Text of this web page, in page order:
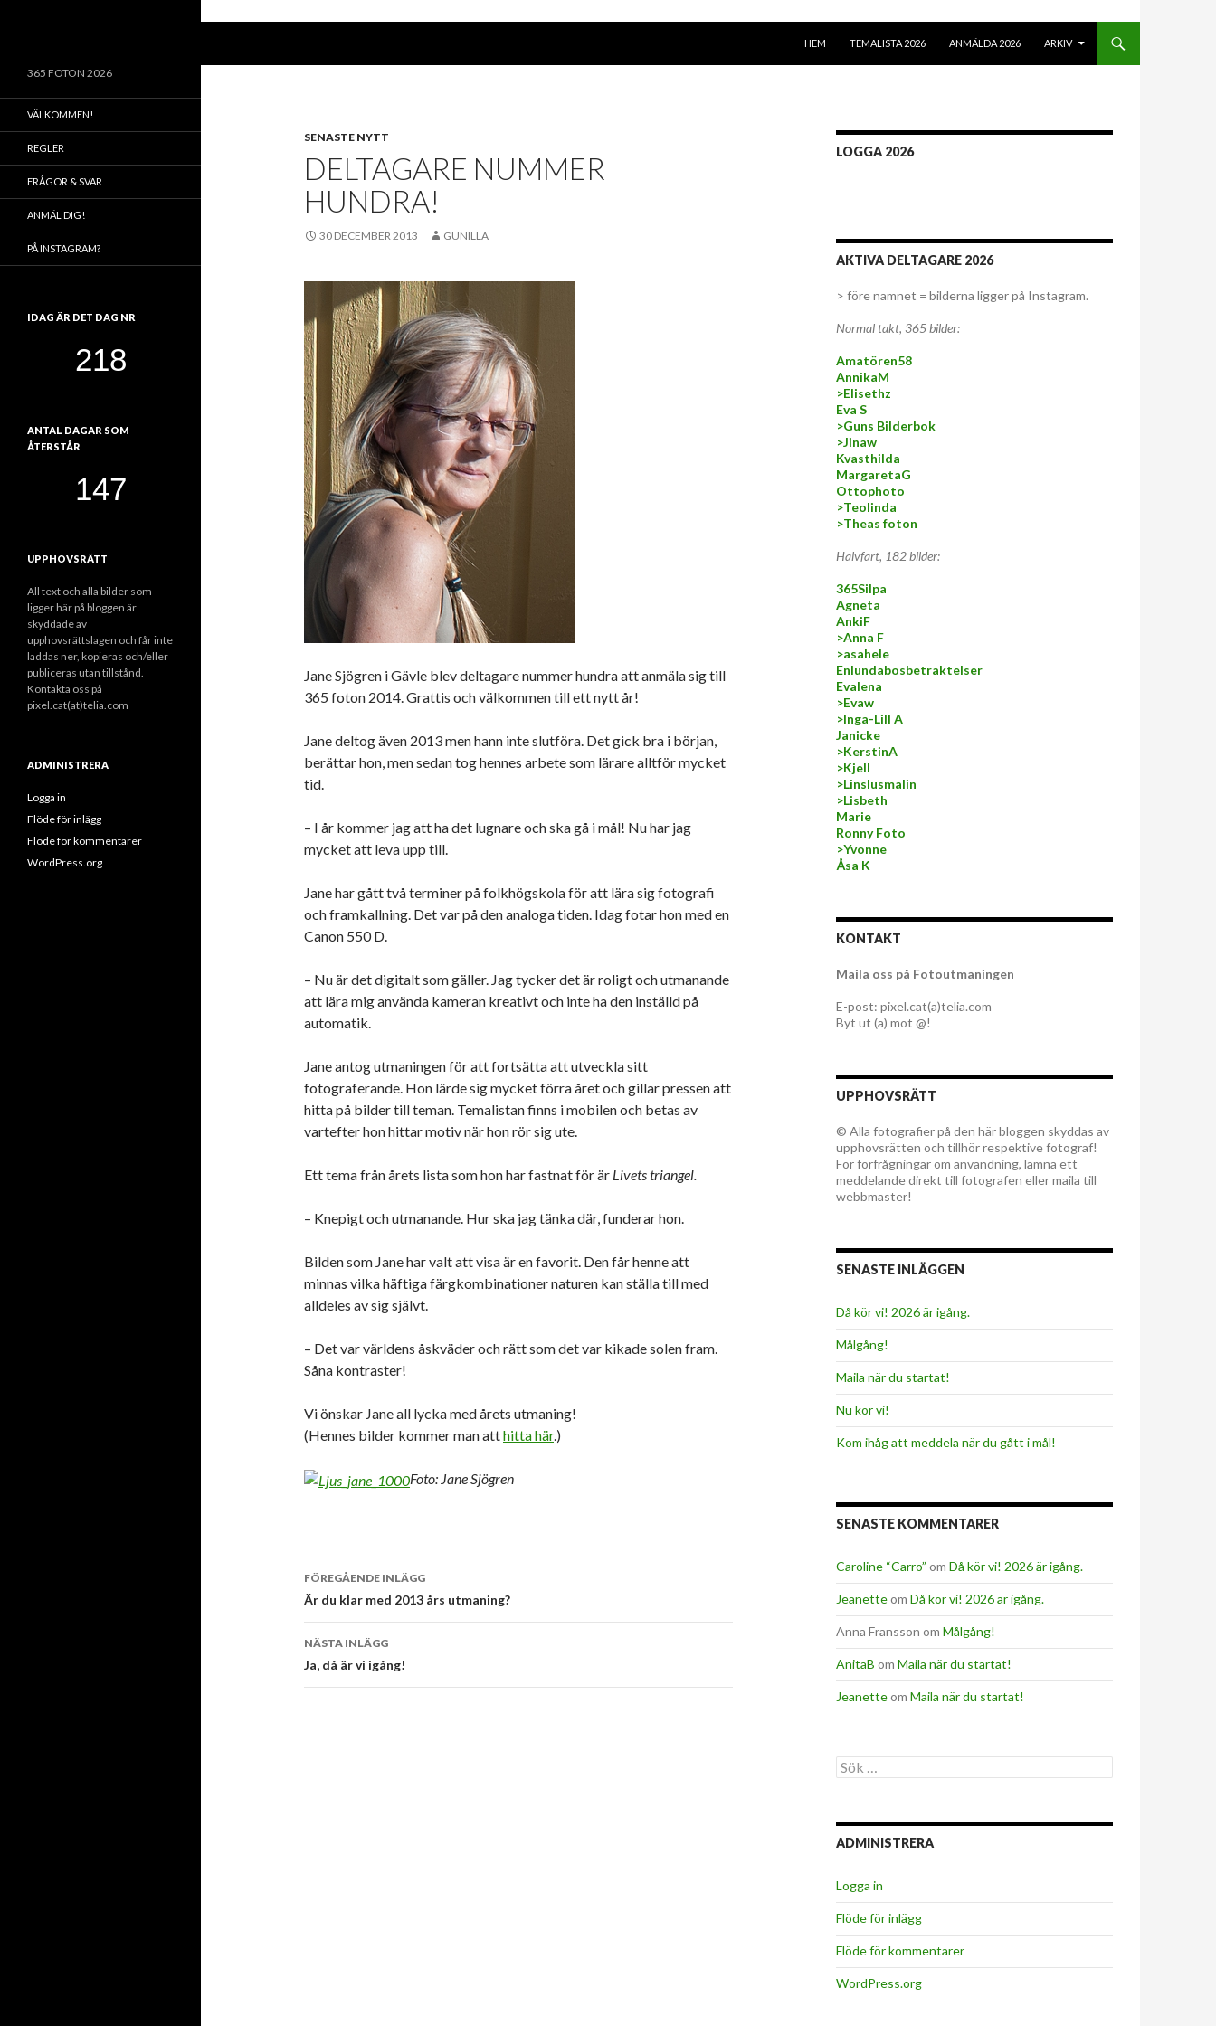
HEM
TEMALISTA 2026 ANMÄLDA 2026 ARKIV
SENASTE NYTT
DELTAGARE NUMMER
HUNDRA!
30 DECEMBER 2013 GUNILLA
Jane Sjögren i Gävle blev deltagare nummer hundra att anmäla sig till
365 foton 2014. Grattis och välkommen till ett nytt år!
Jane deltog även 2013 men hann inte slutföra. Det gick bra i början,
berättar hon, men sedan tog hennes arbete som lärare alltför mycket
tid.
– I år kommer jag att ha det lugnare och ska gå i mål! Nu har jag
mycket att leva upp till.
Jane har gått två terminer på folkhögskola för att lära sig fotografi
och framkallning. Det var på den analoga tiden. Idag fotar hon med en
Canon 550 D.
– Nu är det digitalt som gäller. Jag tycker det är roligt och utmanande
att lära mig använda kameran kreativt och inte ha den inställd på
automatik.
Jane antog utmaningen för att fortsätta att utveckla sitt
fotograferande. Hon lärde sig mycket förra året och gillar pressen att
hitta på bilder till teman. Temalistan finns i mobilen och betas av
vartefter hon hittar motiv när hon rör sig ute.
Ett tema från årets lista som hon har fastnat för är Livets triangel.
– Knepigt och utmanande. Hur ska jag tänka där, funderar hon.
Bilden som Jane har valt att visa är en favorit. Den får henne att
minnas vilka häftiga färgkombinationer naturen kan ställa till med
alldeles av sig självt.
– Det var världens åskväder och rätt som det var kikade solen fram.
Såna kontraster!
Vi önskar Jane all lycka med årets utmaning!
(Hennes bilder kommer man atthitta här.)
Foto: Jane Sjögren
Inläggsnavigering
FÖREGÅENDE INLÄGG
Är du klar med 2013 års utmaning?
NÄSTA INLÄGG
Ja, då är vi igång!
LOGGA 2026
AKTIVA DELTAGARE 2026
> före namnet = bilderna ligger på Instagram.
Normal takt, 365 bilder:
Amatören58
AnnikaM
>Elisethz
Eva S
>Guns Bilderbok
>Jinaw
Kvasthilda
MargaretaG
Ottophoto
>Teolinda
>Theas foton
Halvfart, 182 bilder:
365Silpa
Agneta
AnkiF
>Anna F
>asahele
Enlundabosbetraktelser
Evalena
>Evaw
>Inga-Lill A
Janicke
>KerstinA
>Kjell
>Linslusmalin
>Lisbeth
Marie
Ronny Foto
>Yvonne
Åsa K
KONTAKT
Maila oss på Fotoutmaningen
E-post: pixel.cat(a)telia.com
Byt ut (a) mot @!
UPPHOVSRÄTT
© Alla fotografier på den här bloggen skyddas av
upphovsrätten och tillhör respektive fotograf!
För förfrågningar om användning, lämna ett
meddelande direkt till fotografen eller maila till
webbmaster!
SENASTE INLÄGGEN
Då kör vi! 2026 är igång.
Målgång!
Maila när du startat!
Nu kör vi!
Kom ihåg att meddela när du gått i mål!
SENASTE KOMMENTARER
Caroline “Carro” om Då kör vi! 2026 är igång.
Jeanetteom Då kör vi! 2026 är igång.
Anna Fransson om Målgång!
AnitaB om Maila när du startat!
Jeanetteom Maila när du startat!
Sök
efter:
ADMINISTRERA
Logga in
Flöde för inlägg
Flöde för kommentarer
WordPress.org
365 FOTON 2026
VÄLKOMMEN!
REGLER
FRÅGOR & SVAR
ANMÄL DIG!
PÅ INSTAGRAM?
IDAG ÄR DET DAG NR
ANTAL DAGAR SOM
ÅTERSTÅR
UPPHOVSRÄTT
All text och alla bilder som
ligger här på bloggen är
skyddade av
upphovsrättslagen och får inte
laddas ner, kopieras och/eller
publiceras utan tillstånd.
Kontakta oss på
pixel.cat(at)telia.com
ADMINISTRERA
Logga in
Flöde för inlägg
Flöde för kommentarer
WordPress.org